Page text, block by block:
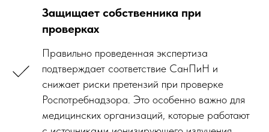
Защищает собственника при
проверках
Правильно проведенная экспертиза
подтверждает соответствие СанПиН и
снижает риски претензий при проверке
Роспотребнадзора. Это особенно важно для
медицинских организаций, которые работают